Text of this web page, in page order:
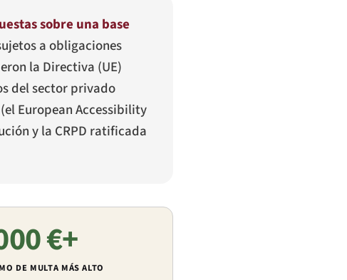
sobre una base
a obligaciones
la Directiva (UE)
del sector privado
European Accessibility
y la CRPD ratificada
€+
DE MULTA MÁS ALTO